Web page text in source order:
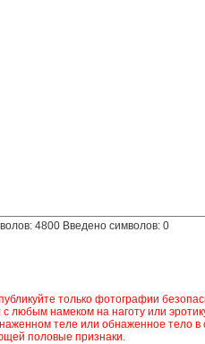
4800Введено символов: 0
только фотографии
любым намеком на наготу или
теле или обнаженное тело
половые признаки.